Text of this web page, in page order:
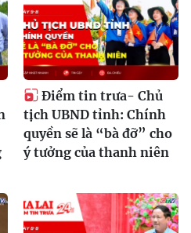
Điểm tin trưa- Chủ
tịch UBND tỉnh: Chính
quyền sẽ là “bà đỡ” cho
ý tưởng của thanh niên